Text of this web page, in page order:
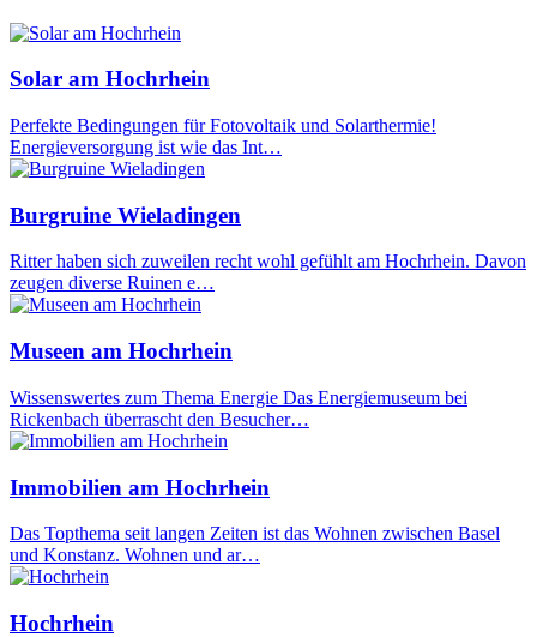
Solar am Hochrhein
Perfekte Bedingungen für Fotovoltaik und Solarthermie!
Energieversorgung ist wie das Int…
Burgruine Wieladingen
Ritter haben sich zuweilen recht wohl gefühlt am Hochrhein. Davon
zeugen diverse Ruinen e…
Museen am Hochrhein
Wissenswertes zum Thema Energie Das Energiemuseum bei
Rickenbach überrascht den Besucher…
Immobilien am Hochrhein
Das Topthema seit langen Zeiten ist das Wohnen zwischen Basel
und Konstanz. Wohnen und ar…
Hochrhein